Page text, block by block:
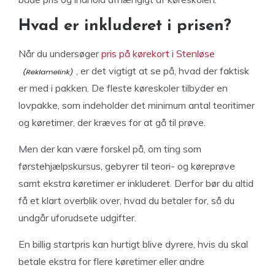
Hvad er inkluderet i prisen?
Når du undersøgerpris på kørekort i Stenløse
, er det vigtigt at se på, hvad der faktisk
er med i pakken. De fleste køreskoler tilbyder en
lovpakke, som indeholder det minimum antal teoritimer
og køretimer, der kræves for at gå til prøve.
Men der kan være forskel på, om ting som
førstehjælpskursus, gebyrer til teori- og køreprøve
samt ekstra køretimer er inkluderet. Derfor bør du altid
få et klart overblik over, hvad du betaler for, så du
undgår uforudsete udgifter.
En billig startpris kan hurtigt blive dyrere, hvis du skal
betale ekstra for flere køretimer eller andre